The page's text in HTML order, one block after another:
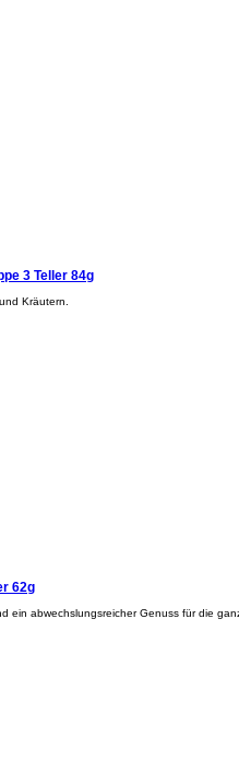
3 Teller 84g
Kräutern.
62g
ein abwechslungsreicher Genuss für die